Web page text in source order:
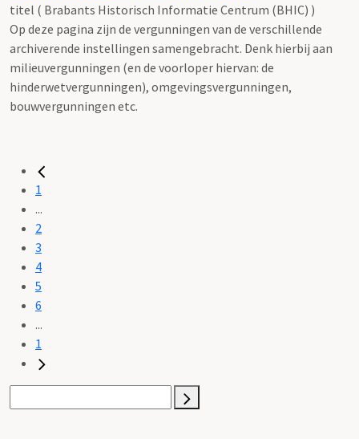
titel ( Brabants Historisch Informatie Centrum (BHIC) )
Op deze pagina zijn de vergunningen van de verschillende
archiverende instellingen samengebracht. Denk hierbij aan
milieuvergunningen (en de voorloper hiervan: de
hinderwetvergunningen), omgevingsvergunningen,
bouwvergunningen etc.
1
...
2
3
4
5
6
...
1